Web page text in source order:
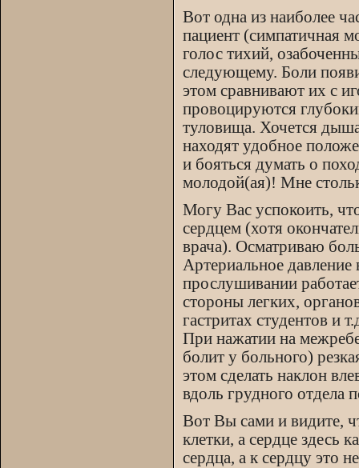
Вот одна из наиболее
пациент (симпатичная
голос тихий,
следующему. Боли
этом сравнивают их с
провоцируются
туловища. Хочется
находят удобное
и бояться думать о
молодой(ая)! Мне
Могу Вас успокоить,
сердцем (хотя
врача). Осматриваю
Артериальное
прослушивании
стороны легких,
гастритах студентов и
При нажатии на
болит у больного)
этом сделать наклон
вдоль грудного отдела
Вот Вы сами и видите,
клетки, а сердце здесь
сердца, а к сердцу это